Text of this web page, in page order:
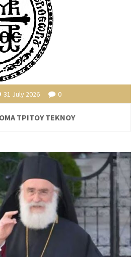
31 July 2026 0
ΤΡΙΤΟΥ ΤΕΚΝΟΥ